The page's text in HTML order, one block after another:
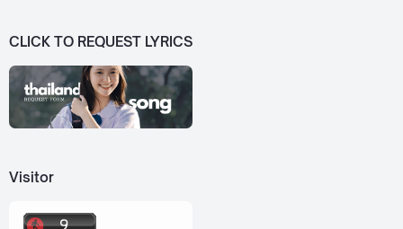
CLICK TO REQUEST LYRICS
Visitor